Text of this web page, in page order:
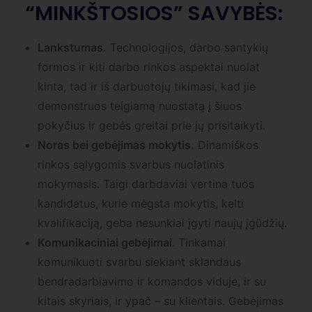
“MINKŠTOSIOS” SAVYBĖS:
Lankstumas. Technologijos, darbo santykių
formos ir kiti darbo rinkos aspektai nuolat
kinta, tad ir iš darbuotojų tikimasi, kad jie
demonstruos teigiamą nuostatą į šiuos
pokyčius ir gebės greitai prie jų prisitaikyti.
Noras bei gebėjimas mokytis. Dinamiškos
rinkos sąlygomis svarbus nuolatinis
mokymasis. Taigi darbdaviai vertina tuos
kandidatus, kurie mėgsta mokytis, kelti
kvalifikaciją, geba nesunkiai įgyti naujų įgūdžių.
Komunikaciniai gebėjimai. Tinkamai
komunikuoti svarbu siekiant sklandaus
bendradarbiavimo ir komandos viduje, ir su
kitais skyriais, ir ypač – su klientais. Gebėjimas